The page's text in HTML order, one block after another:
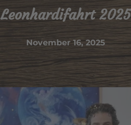
Leonhardifahrt 2025
November 16, 2025